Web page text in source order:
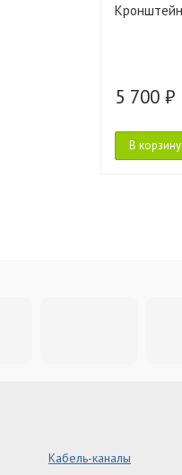
5 700 ₽
В корзину
Кабель-каналы